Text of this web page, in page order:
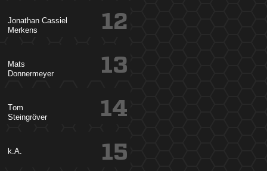
 

12


13


14
k.A. 15